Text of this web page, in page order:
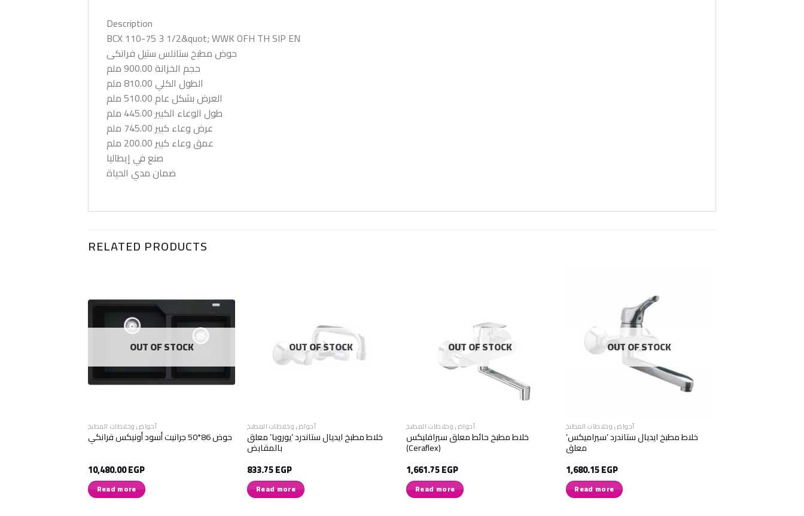
Description
BCX 110-75 3 1/2&quot; WWK OFH TH SIP EN
حوض مطبخ ستانلس ستيل فرانكى
حجم الخزانة 900.00 ملم
الطول الكلي 810.00 ملم
العرض بشكل عام 510.00 ملم
طول الوعاء الكبير 445.00 ملم
عرض وعاء كبير 745.00 ملم
عمق وعاء كبير 200.00 ملم
صنع في إيطاليا
ضمان مدي الحياة
RELATED PRODUCTS
OUT OF STOCK
أحواض وخلاطات المطبخ
حوض 86*50 جرانيت أسود أونيكس فرانكي
10,480.00EGP
Read more
OUT OF STOCK
أحواض وخلاطات المطبخ
خلاط مطبخ ايديال ستاندرد ’يوروبا’ معلق
بالمقابض
833.75EGP
Read more
OUT OF STOCK
أحواض وخلاطات المطبخ
خلاط مطبخ حائط معلق سيرافليكس
(Ceraflex)
1,661.75EGP
Read more
OUT OF STOCK
أحواض وخلاطات المطبخ
خلاط مطبخ ايديال ستاندرد ’سيراميكس’
معلق
1,680.15EGP
Read more